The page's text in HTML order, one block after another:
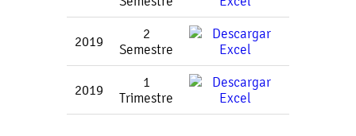
2019
2
Semestre
2019
1
Trimestre